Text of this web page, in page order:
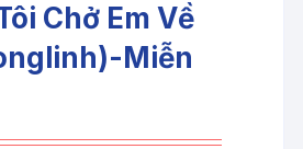
Chở Em Về
Miễn